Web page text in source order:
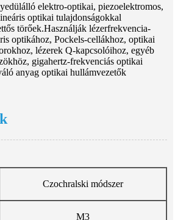
elektro-optikai, piezoelektromos,
optikai tulajdonságokkal
törőek.Használják lézerfrekvencia-
optikához, Pockels-cellákhoz, optikai
lézerek Q-kapcsolóihoz, egyéb
gigahertz-frekvenciás optikai
anyag optikai hullámvezetők
Czochralski módszer
M3